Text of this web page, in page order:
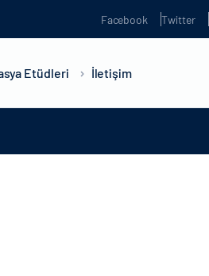
Facebook Twitter
Etüdleri İletişim